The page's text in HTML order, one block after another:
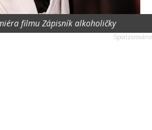
filmu Zápisník alkoholičky